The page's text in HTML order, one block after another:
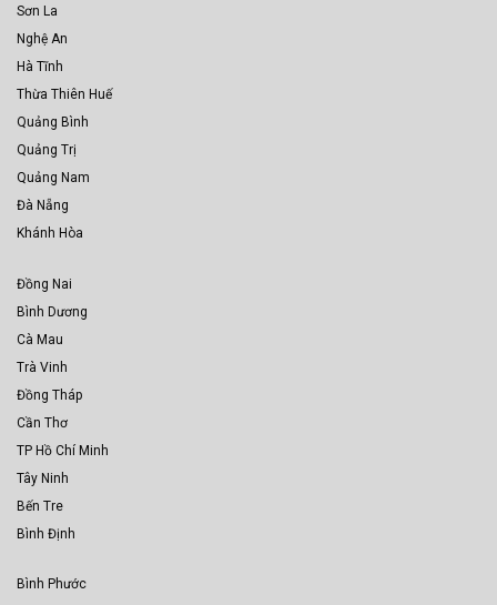
Sơn La
Nghệ An
Hà Tĩnh
Thừa Thiên Huế
Quảng Bình
Quảng Trị
Quảng Nam
Đà Nẵng
Khánh Hòa
Đồng Nai
Bình Dương
Cà Mau
Trà Vinh
Đồng Tháp
Cần Thơ
TP Hồ Chí Minh
Tây Ninh
Bến Tre
Bình Định
Bình Phước